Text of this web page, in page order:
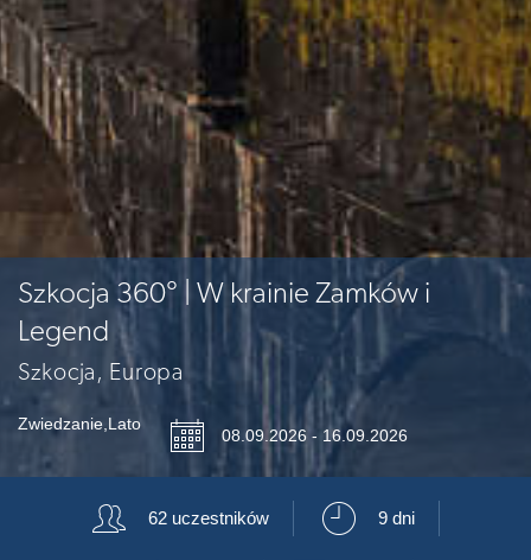
Szkocja 360° | W krainie Zamków i
Legend
Szkocja, Europa
Zwiedzanie,Lato 📅 08.09.2026 - 16.09.2026
👥 62 uczestników ⏲ 9 dni